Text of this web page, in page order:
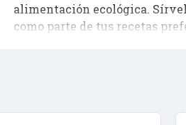
alimentación ecológica.
como parte de tus recetas